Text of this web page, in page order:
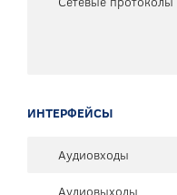
ИНТЕРФЕЙСЫ
Аудиовходы
Аудиовыходы